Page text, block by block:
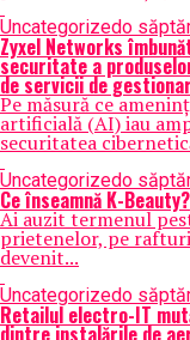
Uncategorizedo
Zyxel Networks
securitate a
de servicii de
Pe măsură ce
artificială (AI) iau
securitatea
Uncategorizedo
Ce înseamnă K-Beauty?
Ai auzit termenul
prietenelor, pe
devenit...
Uncategorizedo
Retailul electro-IT
dintre instalările de